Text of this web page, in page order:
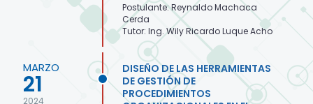
Postulante: Reynaldo Machaca
Cerda
Tutor: Ing. Wily Ricardo Luque Acho
MARZO
21
2024
DISEÑO DE LAS HERRAMIENTAS
DE GESTIÓN DE
PROCEDIMIENTOS